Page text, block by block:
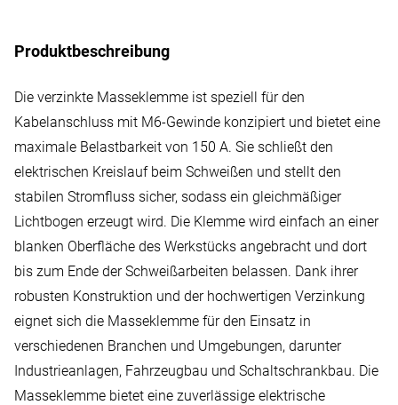
Produktbeschreibung
Die verzinkte Masseklemme ist speziell für den
Kabelanschluss mit M6-Gewinde konzipiert und bietet eine
maximale Belastbarkeit von 150 A. Sie schließt den
elektrischen Kreislauf beim Schweißen und stellt den
stabilen Stromfluss sicher, sodass ein gleichmäßiger
Lichtbogen erzeugt wird. Die Klemme wird einfach an einer
blanken Oberfläche des Werkstücks angebracht und dort
bis zum Ende der Schweißarbeiten belassen. Dank ihrer
robusten Konstruktion und der hochwertigen Verzinkung
eignet sich die Masseklemme für den Einsatz in
verschiedenen Branchen und Umgebungen, darunter
Industrieanlagen, Fahrzeugbau und Schaltschrankbau. Die
Masseklemme bietet eine zuverlässige elektrische